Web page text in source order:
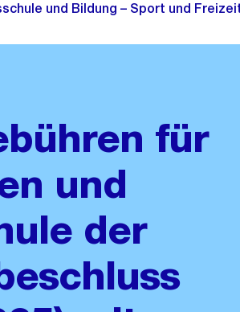
und Bildung – Sport und
für
und
der